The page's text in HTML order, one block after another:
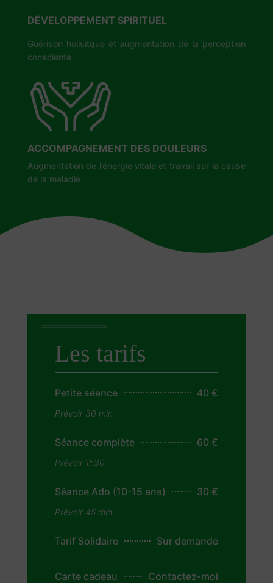
DÉVELOPPEMENT SPIRITUEL
Guérison holisitque et augmentation de la perception
consciente
ACCOMPAGNEMENT DES DOULEURS
Augmentation de l’énergie vitale et travail sur la cause
de la maladie.
Les tarifs
Petite séance 40 €
Prévoir 30 min
Séance complète 60 €
Prévoir 1h30
Séance Ado (10-15 ans) 30 €
Prévoir 45 min
Tarif Solidaire Sur demande
Carte cadeau Contactez-moi